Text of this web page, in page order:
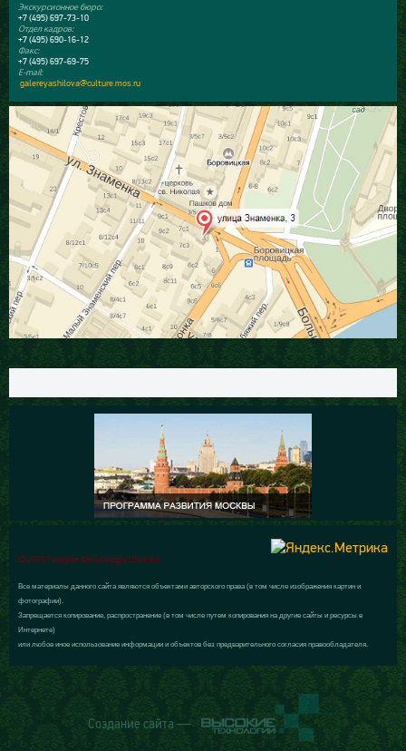
Экскурсионное бюро:
+7 (495) 697-73-10
Отдел кадров:
+7 (495) 690-16-12
Факс:
+7 (495) 697-69-75
E-mail:
galereyashilova@culture.mos.ru
© 2015 Галерея Александра Шилова
Все материалы данного сайта являются объектами авторского права (в том числе изображения картин и
фотографии).
Запрещается копирование, распространение (в том числе путем копирования на другие сайты и ресурсы в
Интернете)
или любое иное использование информации и объектов без предварительного согласия правообладателя.
Создание сайта —